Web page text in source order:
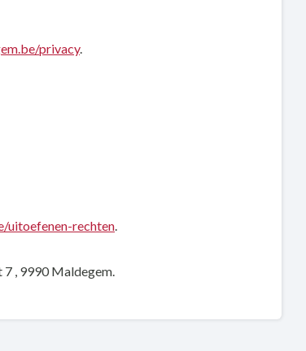
privacy.
uitoefenen-rechten.
, 9990 Maldegem.